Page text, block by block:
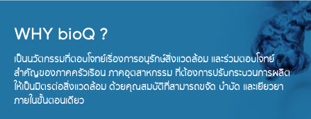
WHY bioQ ?
เป็นนวัตกรรมที่ตอบโจทย์เรื่องการอนุรักษ์สิ่งแวดล้อม และร่วมตอบโจทย์
สำคัญของภาคครัวเรือน ภาคอุตสาหกรรม ที่ต้องการปรับกระบวนการผลิต
ให้เป็นมิตรต่อสิ่งแวดล้อม ด้วยคุณสมบัติที่สามารถขจัด บำบัด และเยียวยา
ภายในขั้นตอนเดียว